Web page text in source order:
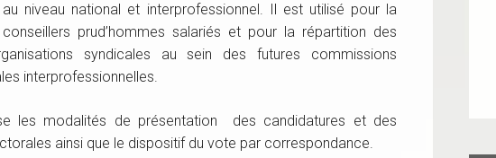
niveau national et interprofessionnel. Il est utilisé pour la
prud’hommes salariés et pour la répartition des
syndicales au sein des futures commissions
interprofessionnelles.
les modalités de présentation des candidatures et des
ainsi que le dispositif du vote par correspondance.